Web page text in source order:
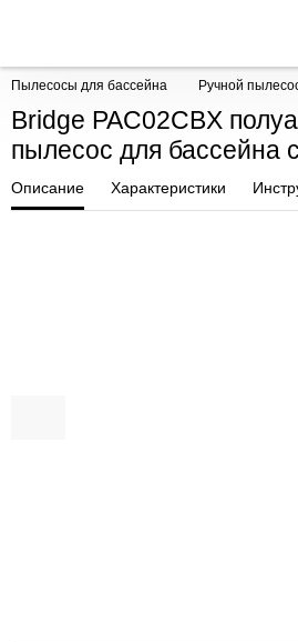
Пылесосы для бассейна Ручной
Bridge PAC02CBX
пылесос для бассейна
Описание Характеристики